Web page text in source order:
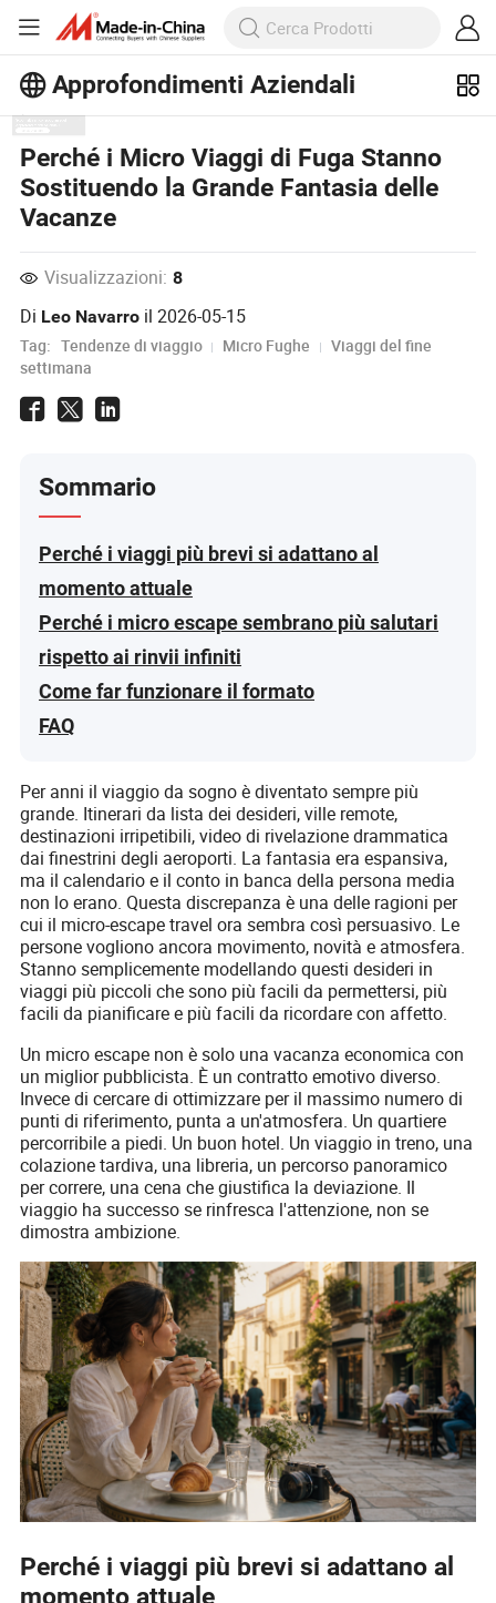
Approfondimenti Aziendali
Approfondimenti Aziendali!
Visualizza altro
Perché i Micro Viaggi di Fuga Stanno
Sostituendo la Grande Fantasia delle
Vacanze
Visualizzazioni: 8
Di Leo Navarro il2026-05-15
Tag: Tendenze di viaggio Micro Fughe
Viaggi del fine
settimana
Sommario
Perché i viaggi più brevi si adattano al
momento attuale
Perché i micro escape sembrano più salutari
rispetto ai rinvii infiniti
Come far funzionare il formato
FAQ
Per anni il viaggio da sogno è diventato sempre più
grande. Itinerari da lista dei desideri, ville remote,
destinazioni irripetibili, video di rivelazione drammatica
dai finestrini degli aeroporti. La fantasia era espansiva,
ma il calendario e il conto in banca della persona media
non lo erano. Questa discrepanza è una delle ragioni per
cui il micro-escape travel ora sembra così persuasivo. Le
persone vogliono ancora movimento, novità e atmosfera.
Stanno semplicemente modellando questi desideri in
viaggi più piccoli che sono più facili da permettersi, più
facili da pianificare e più facili da ricordare con affetto.
Un micro escape non è solo una vacanza economica con
un miglior pubblicista. È un contratto emotivo diverso.
Invece di cercare di ottimizzare per il massimo numero di
punti di riferimento, punta a un'atmosfera. Un quartiere
percorribile a piedi. Un buon hotel. Un viaggio in treno, una
colazione tardiva, una libreria, un percorso panoramico
per correre, una cena che giustifica la deviazione. Il
viaggio ha successo se rinfresca l'attenzione, non se
dimostra ambizione.
Perché i viaggi più brevi si adattano al
momento attuale